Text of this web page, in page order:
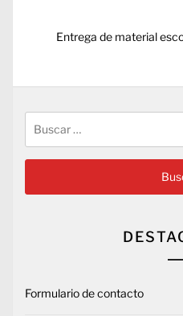
Entrada
Entrega de material
Formulario de contacto